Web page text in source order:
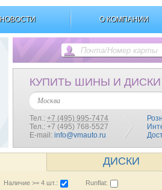
НОВОСТИ О КОМПАНИИ
КУПИТЬ ШИНЫ И ДИСКИ
Москва
Тел.: +7 (495) 995-7474
Тел.: +7 (495) 768-5527
E-mail: info@vmauto.ru
ДИСКИ
Наличие >= 4 шт.: Runflat: